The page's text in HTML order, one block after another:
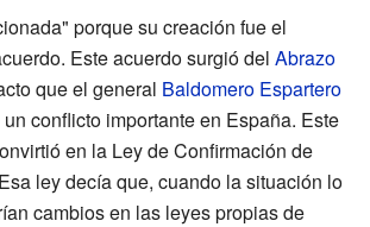
porque su creación fue el
Este acuerdo surgió del Abrazo
que el general Baldomero Espartero
conflicto importante en España. Este
en la Ley de Confirmación de
ley decía que, cuando la situación lo
cambios en las leyes propias de